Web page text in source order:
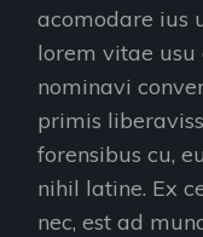
acomodare ius
lorem vitae usu
nominavi
primis
forensibus cu,
nihil latine. Ex
nec, est ad